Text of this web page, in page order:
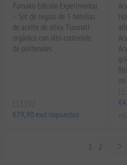
Pamako Edición Experimental
– Set de regalo de 3 botellas
de aceite de oliva Tsounati
orgánico con alto contenido
de polifenoles
€79,90 excl impuestos
ml
1 2